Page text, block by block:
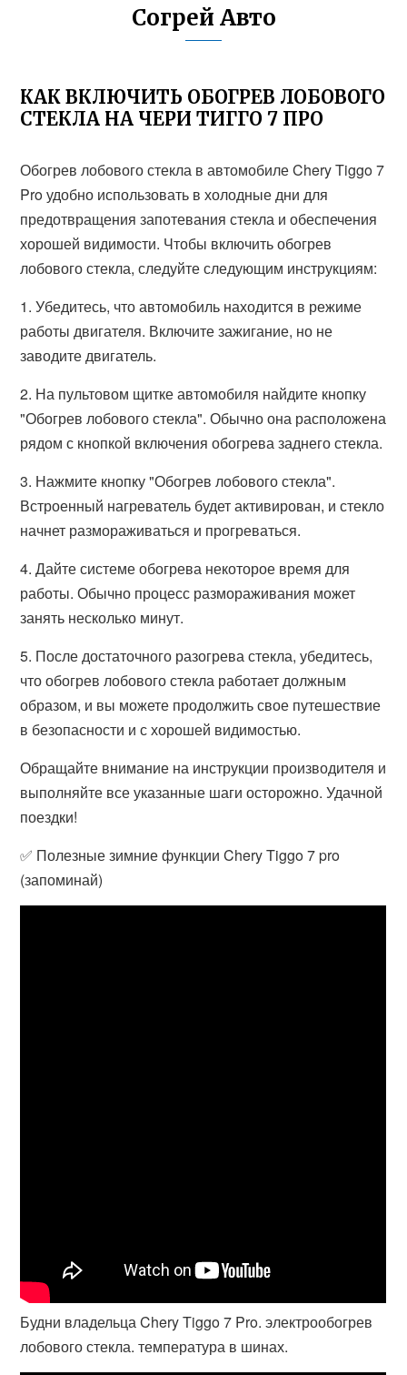
Согрей Авто
КАК ВКЛЮЧИТЬ ОБОГРЕВ ЛОБОВОГО
СТЕКЛА НА ЧЕРИ ТИГГО 7 ПРО
Обогрев лобового стекла в автомобиле Chery Tiggo 7
Pro удобно использовать в холодные дни для
предотвращения запотевания стекла и обеспечения
хорошей видимости. Чтобы включить обогрев
лобового стекла, следуйте следующим инструкциям:
1. Убедитесь, что автомобиль находится в режиме
работы двигателя. Включите зажигание, но не
заводите двигатель.
2. На пультовом щитке автомобиля найдите кнопку
"Обогрев лобового стекла". Обычно она расположена
рядом с кнопкой включения обогрева заднего стекла.
3. Нажмите кнопку "Обогрев лобового стекла".
Встроенный нагреватель будет активирован, и стекло
начнет размораживаться и прогреваться.
4. Дайте системе обогрева некоторое время для
работы. Обычно процесс размораживания может
занять несколько минут.
5. После достаточного разогрева стекла, убедитесь,
что обогрев лобового стекла работает должным
образом, и вы можете продолжить свое путешествие
в безопасности и с хорошей видимостью.
Обращайте внимание на инструкции производителя и
выполняйте все указанные шаги осторожно. Удачной
поездки!
✅ Полезные зимние функции Chery Tiggo 7 pro
(запоминай)
Будни владельца Chery Tiggo 7 Pro. электрообогрев
лобового стекла. температура в шинах.